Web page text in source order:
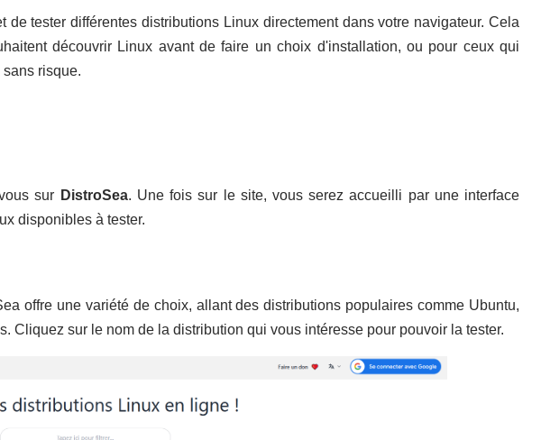
tester différentes distributions Linux directement dans votre navigateur. Cela
découvrir Linux avant de faire un choix d'installation, ou pour ceux qui
risque.
sur DistroSea. Une fois sur le site, vous serez accueilli par une interface
disponibles à tester.
offre une variété de choix, allant des distributions populaires comme Ubuntu,
Cliquez sur le nom de la distribution qui vous intéresse pour pouvoir la tester.